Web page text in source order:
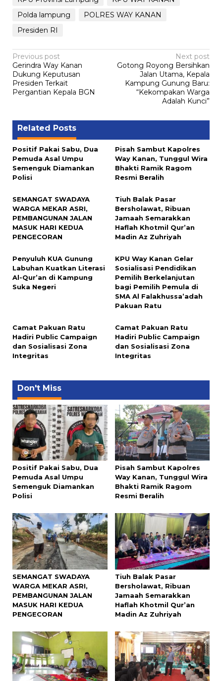
Polda lampung
POLRES WAY KANAN
Presiden RI
Post
navigation
Previous post
Gerindra Way Kanan
Dukung Keputusan
Presiden Terkait
Pergantian Kepala BGN
Next post
Gotong Royong Bersihkan
Jalan Utama, Kepala
Kampung Gunung Baru:
“Kekompakan Warga
Adalah Kunci”
Related Posts
Positif Pakai Sabu, Dua
Pemuda Asal Umpu
Semenguk Diamankan
Polisi
Pisah Sambut Kapolres
Way Kanan, Tunggul Wira
Bhakti Ramik Ragom
Resmi Beralih
SEMANGAT SWADAYA
WARGA MEKAR ASRI,
PEMBANGUNAN JALAN
MASUK HARI KEDUA
PENGECORAN
Tiuh Balak Pasar
Bersholawat, Ribuan
Jamaah Semarakkan
Haflah Khotmil Qur’an
Madin Az Zuhriyah
Penyuluh KUA Gunung
Labuhan Kuatkan Literasi
Al-Qur’an di Kampung
Suka Negeri
KPU Way Kanan Gelar
Sosialisasi Pendidikan
Pemilih Berkelanjutan
bagi Pemilih Pemula di
SMA Al Falakhussa’adah
Pakuan Ratu
Camat Pakuan Ratu
Hadiri Public Campaign
dan Sosialisasi Zona
Integritas
Camat Pakuan Ratu
Hadiri Public Campaign
dan Sosialisasi Zona
Integritas
Don't Miss
Positif Pakai Sabu, Dua
Pemuda Asal Umpu
Semenguk Diamankan
Polisi
Pisah Sambut Kapolres
Way Kanan, Tunggul Wira
Bhakti Ramik Ragom
Resmi Beralih
SEMANGAT SWADAYA
WARGA MEKAR ASRI,
PEMBANGUNAN JALAN
MASUK HARI KEDUA
PENGECORAN
Tiuh Balak Pasar
Bersholawat, Ribuan
Jamaah Semarakkan
Haflah Khotmil Qur’an
Madin Az Zuhriyah